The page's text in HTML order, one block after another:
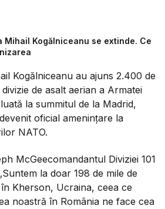
Mihail Kogălniceanu se extinde. Ce
Kogălniceanu au ajuns 2.400 de
de asalt aerian a Armatei
la summitul de la Madrid,
oficial amenințare la
NATO.
McGeecomandantul Diviziei 101
la doar 198 de mile de
Kherson, Ucraina, ceea ce
noastră în România ne face cea